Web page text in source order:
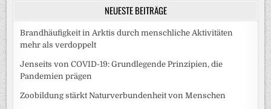
NEUESTE BEITRÄGE
Brandhäufigkeit in Arktis durch menschliche Aktivitäten
mehr als verdoppelt
Jenseits von COVID-19: Grundlegende Prinzipien, die
Pandemien prägen
Zoobildung stärkt Naturverbundenheit von Menschen